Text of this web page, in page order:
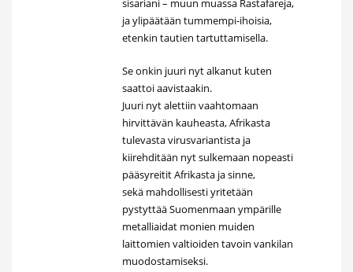
ja ylipäätään tummempi-ihoisia,
etenkin tautien tartuttamisella.
Se onkin juuri nyt alkanut kuten
saattoi aavistaakin.
Juuri nyt alettiin vaahtomaan
hirvittävän kauheasta, Afrikasta
tulevasta virusvariantista ja
kiirehditään nyt sulkemaan nopeasti
pääsyreitit Afrikasta ja sinne,
sekä mahdollisesti yritetään
pystyttää Suomenmaan ympärille
metalliaidat monien muiden
laittomien valtioiden tavoin vankilan
muodostamiseksi.